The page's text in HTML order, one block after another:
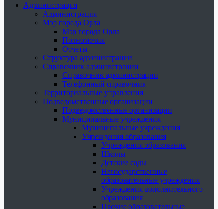
Администрация
Администрация
Мэр города Орла
Мэр города Орла
Полномочия
Отчеты
Структура администрации
Справочник администрации
Справочник администрации
Телефонный справочник
Территориальные управления
Подведомственные организации
Подведомственные организации
Муниципальные учреждения
Муниципальные учреждения
Учреждения образования
Учреждения образования
Школы
Детские сады
Негосударственные
образовательные учреждения
Учреждения дополнительного
образования
Прочие образовательные